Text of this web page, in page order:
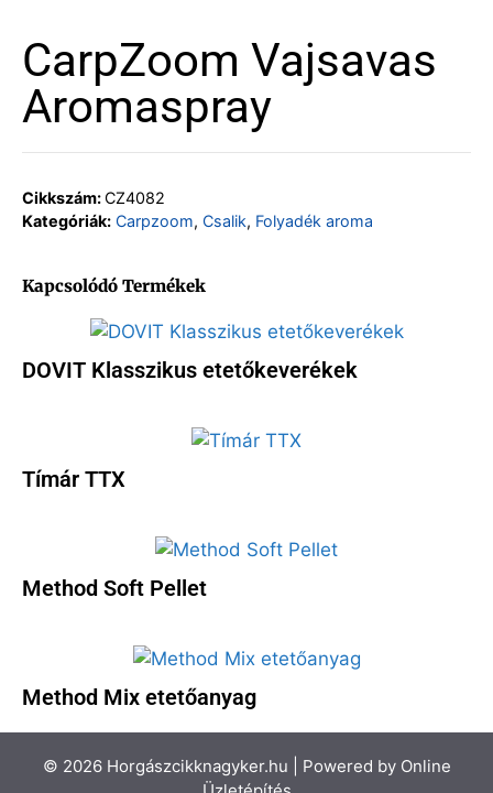
CarpZoom Vajsavas
Aromaspray
Cikkszám:CZ4082
Kategóriák: Carpzoom, Csalik, Folyadék aroma
Kapcsolódó Termékek
DOVIT Klasszikus etetőkeverékek
Tímár TTX
Method Soft Pellet
Method Mix etetőanyag
© 2026 Horgászcikknagyker.hu | Powered by Online